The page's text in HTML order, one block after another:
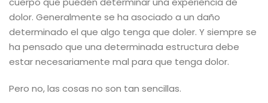
dolor. Generalmente se ha asociado a un daño
determinado el que algo tenga que doler. Y siempre se
ha pensado que una determinada estructura debe
estar necesariamente mal para que tenga dolor.
Pero no, las cosas no son tan sencillas.